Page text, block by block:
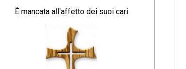
È mancata all'affetto dei suoi cari